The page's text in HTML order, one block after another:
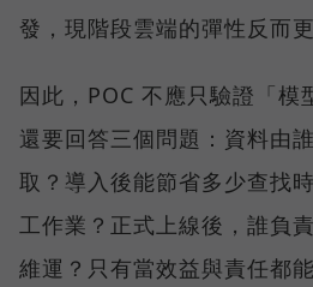
發，現階段雲端的彈性反而更
因此，POC 不應只驗證「模
還要回答三個問題：資料由
取？導入後能節省多少查找
工作業？正式上線後，誰負
維運？只有當效益與責任都